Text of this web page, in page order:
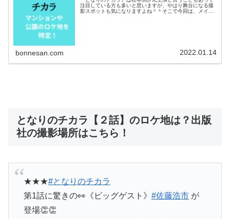
注目している方も多いと思いますが、やはり舞台になる撮
影スポットも気になりますよね＾＾そこで今回は、メイン
bonnesan.com 2022.01.14
となりのチカラ【２話】のロケ地は？出版
社の撮影場所はこちら！
★★★#となりのチカラ
第1話に驚きの👀《ビッグゲスト》 #佐藤浩市が
登場👏👏